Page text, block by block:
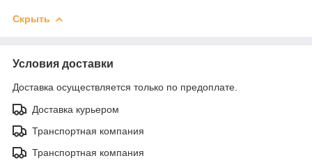
Скрыть
Условия доставки
Доставка осуществляется только по предоплате.
Доставка курьером
Транспортная компания
Транспортная компания